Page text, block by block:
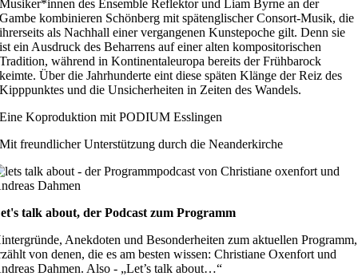
Musiker*innen des Ensemble Reflektor und Liam Byrne an der
Gambe kombinieren Schönberg mit spätenglischer Consort-Musik, die
ihrerseits als Nachhall einer vergangenen Kunstepoche gilt. Denn sie
ist ein Ausdruck des Beharrens auf einer alten kompositorischen
Tradition, während in Kontinentaleuropa bereits der Frühbarock
keimte. Über die Jahrhunderte eint diese späten Klänge der Reiz des
Kipppunktes und die Unsicherheiten in Zeiten des Wandels.
Eine Koproduktion mitPODIUM Esslingen
Mit freundlicher Unterstützung durch die Neanderkirche
talk about, der Podcast zum Programm
Anekdoten und Besonderheiten zum aktuellen Programm,
von denen, die es am besten wissen: Christiane Oxenfort und
Dahmen. Also - „Let’s talk about…“